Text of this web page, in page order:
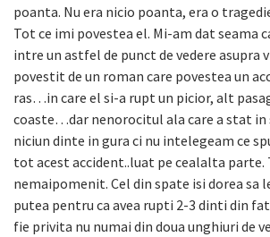
poanta. Nu era nicio poanta, era o
Tot ce imi povestea el. Mi-am dat seama
intre un astfel de punct de vedere
povestit de un roman care povestea un
ras…in care el si-a rupt un picior, alt
coaste…dar nenorocitul ala care a stat in
niciun dinte in gura ci nu intelegeam ce
tot acest accident..luat pe cealalta parte.
nemaipomenit. Cel din spate isi dorea sa
putea pentru ca avea rupti 2-3 dinti din
fie privita nu numai din doua unghiuri de